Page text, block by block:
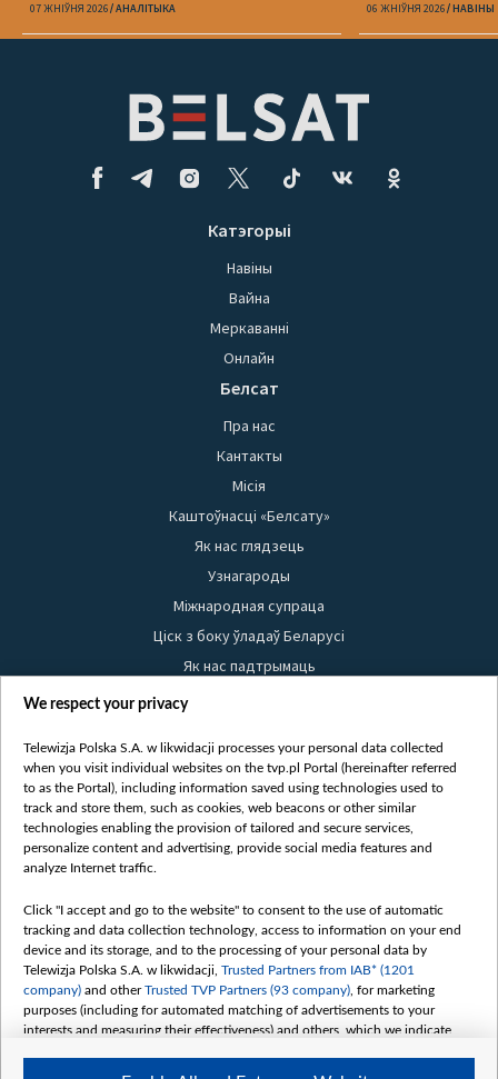
07 ЖНІЎНЯ 2026 АНАЛІТЫКА 06 ЖНІЎНЯ 2026 НАВІНЫ
Катэгорыі
Навіны
Вайна
Меркаванні
Онлайн
Белсат
Пра нас
Кантакты
Місія
Каштоўнасці «Белсату»
Як нас глядзець
Узнагароды
Міжнародная супраца
Ціск з боку ўладаў Беларусі
Як нас падтрымаць
Правілы выкарыстання матэрыялаў
Бяспека
Youtube
Белсат news
Белсат Shorts
Жэстачайшы мульт
Belsat English
Biełsat PL
Белсат Now
Белсат History
Белсат Music
We respect your privacy
Telewizja Polska S.A. w likwidacji processes your personal data collected
when you visit individual websites on the tvp.pl Portal (hereinafter referred
to as the Portal), including information saved using technologies used to
track and store them, such as cookies, web beacons or other similar
technologies enabling the provision of tailored and secure services,
personalize content and advertising, provide social media features and
analyze Internet traffic.
Click "I accept and go to the website" to consent to the use of automatic
tracking and data collection technology, access to information on your end
device and its storage, and to the processing of your personal data by
Telewizja Polska S.A. w likwidacji, Trusted Partners from IAB* (1201
company) and otherTrusted TVP Partners (93 company) , for marketing
purposes (including for automated matching of advertisements to your
interests and measuring their effectiveness) and others, which we indicate